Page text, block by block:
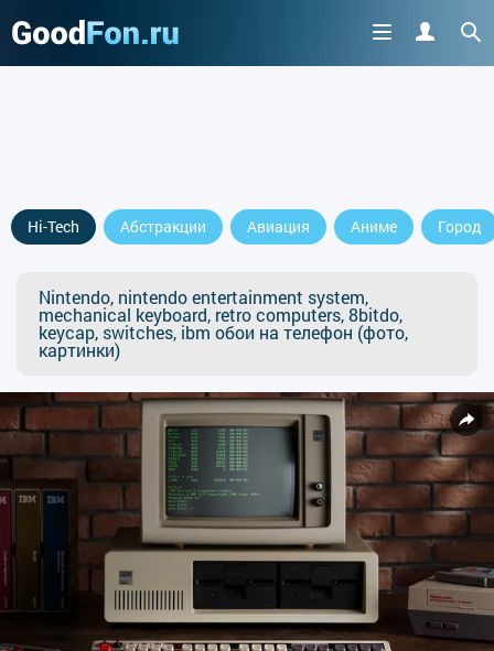
Hi-Tech Абстракции Авиация Аниме Город
Nintendo, nintendo entertainment system,
mechanical keyboard, retro computers, 8bitdo,
keycap, switches, ibm обои на телефон (фото,
картинки)